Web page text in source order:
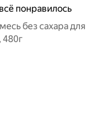
понравилось
без сахара для
480г